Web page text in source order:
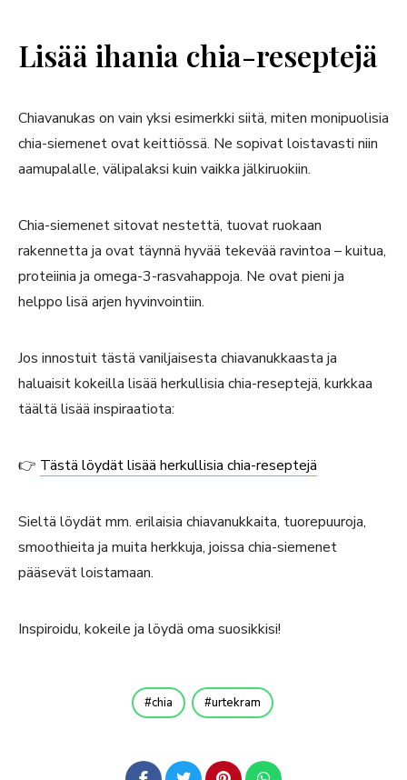
Lisää ihania chia-reseptejä
Chiavanukas on vain yksi esimerkki siitä, miten monipuolisia
chia-siemenet ovat keittiössä. Ne sopivat loistavasti niin
aamupalalle, välipalaksi kuin vaikka jälkiruokiin.
Chia-siemenet sitovat nestettä, tuovat ruokaan
rakennetta ja ovat täynnä hyvää tekevää ravintoa – kuitua,
proteiinia ja omega-3-rasvahappoja. Ne ovat pieni ja
helppo lisä arjen hyvinvointiin.
Jos innostuit tästä vaniljaisesta chiavanukkaasta ja
haluaisit kokeilla lisää herkullisia chia-reseptejä, kurkkaa
täältä lisää inspiraatiota:
👉 Tästä löydät lisää herkullisia chia-reseptejä
Sieltä löydät mm. erilaisia chiavanukkaita, tuorepuuroja,
smoothieita ja muita herkkuja, joissa chia-siemenet
pääsevät loistamaan.
Inspiroidu, kokeile ja löydä oma suosikkisi!
chia urtekram